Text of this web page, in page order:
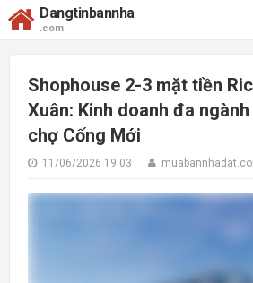
Dangtinbannha
.com
Shophouse 2-3 mặt tiền
Xuân: Kinh doanh đa
chợ Cống Mới
11/06/2026 19:03